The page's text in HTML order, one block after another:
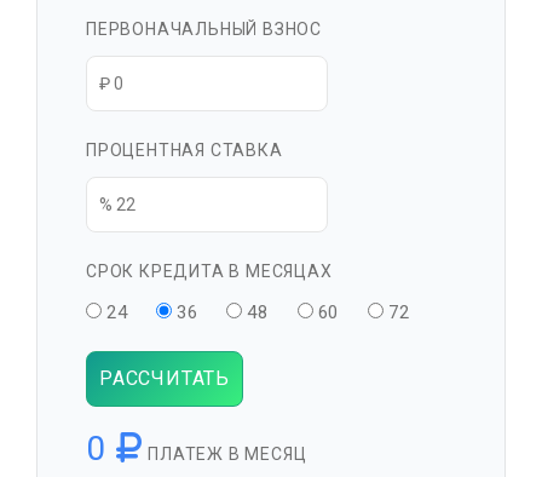
ПЕРВОНАЧАЛЬНЫЙ ВЗНОС
ПРОЦЕНТНАЯ СТАВКА
СРОК КРЕДИТА В МЕСЯЦАХ
24 36 48 60 72
РАССЧИТАТЬ
0 ПЛАТЕЖ В МЕСЯЦ